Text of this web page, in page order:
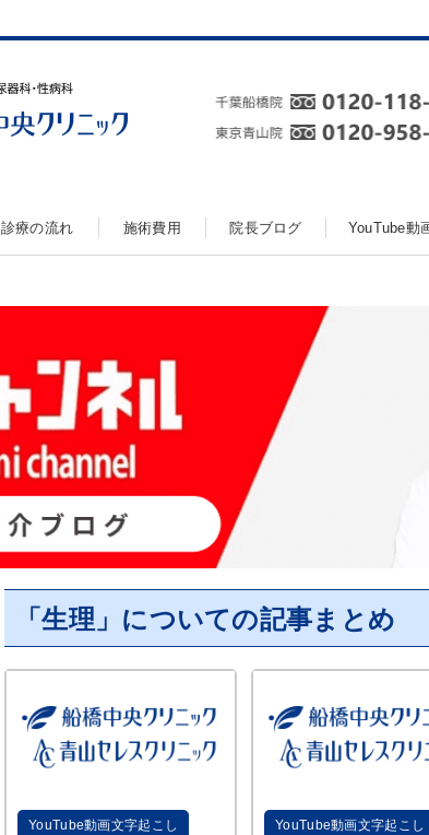
診療の流れ 施術費用 院長ブログ YouTube動
「生理」についての記事まとめ
YouTube動画文字起こし YouTube動画文字起こし